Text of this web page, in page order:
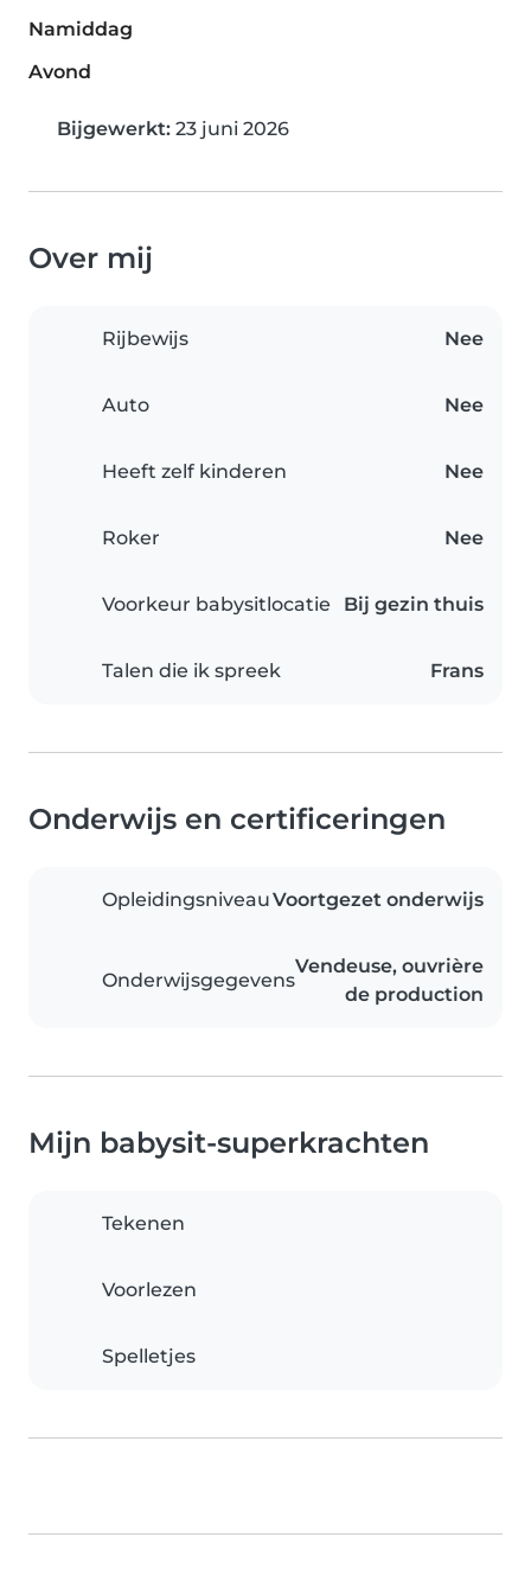
Namiddag
Avond
Bijgewerkt: 23 juni 2026
Over mij
Rijbewijs Nee
Auto Nee
Heeft zelf kinderen Nee
Roker Nee
Voorkeur babysitlocatie Bij gezin thuis
Talen die ik spreek Frans
Onderwijs en certificeringen
OpleidingsniveauVoortgezet onderwijs
Onderwijsgegevens
Vendeuse, ouvrière
de production
Mijn babysit-superkrachten
Tekenen
Voorlezen
Spelletjes